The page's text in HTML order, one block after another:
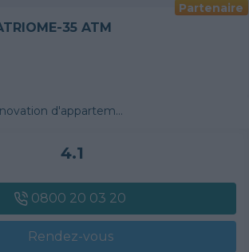
Partenaire
35 ATM
/ de maison, Couverture tuiles / petits éléments, Alarme, Traitement de l'eau, Escalier en bois, Vitrerie
4.1
0800 20 03 20
Rendez-vous